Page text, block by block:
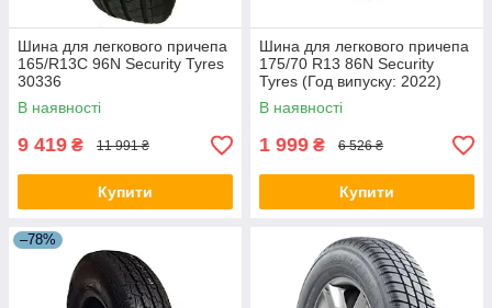
Шина для легкового причепа
165/R13C 96N Security Tyres
30336
В наявності
9 419 ₴ 11 991 ₴
Купити
Шина для легкового причепа
175/70 R13 86N Security
Tyres (Год випуску: 2022)
30339
В наявності
1 999 ₴ 6 526 ₴
Купити
–78%